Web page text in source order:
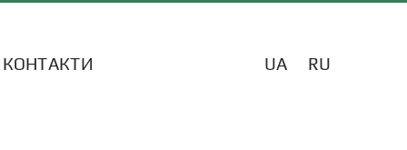
КОНТАКТИ UA RU